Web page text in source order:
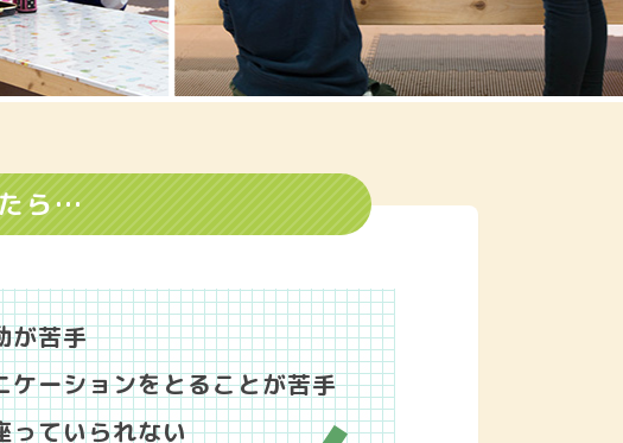
たら…
が苦手
ケーションをとることが苦手
っていられない